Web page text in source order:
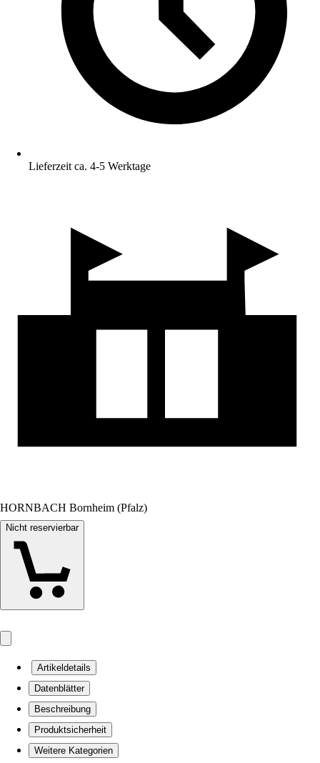
Lieferzeit ca. 4-5 Werktage
HORNBACH Bornheim (Pfalz)
Nicht reservierbar
Artikeldetails
Datenblätter
Beschreibung
Produktsicherheit
Weitere Kategorien